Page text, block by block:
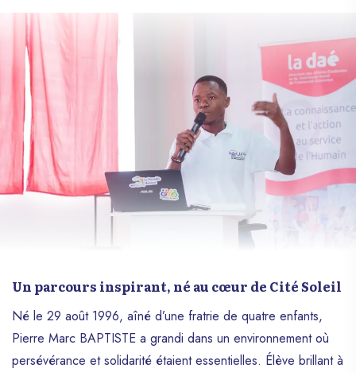
Un parcours inspirant, né au cœur de Cité Soleil
Né le 29 août 1996, aîné d’une fratrie de quatre enfants,
Pierre Marc BAPTISTE a grandi dans un environnement où
persévérance et solidarité étaient essentielles. Élève brillant à